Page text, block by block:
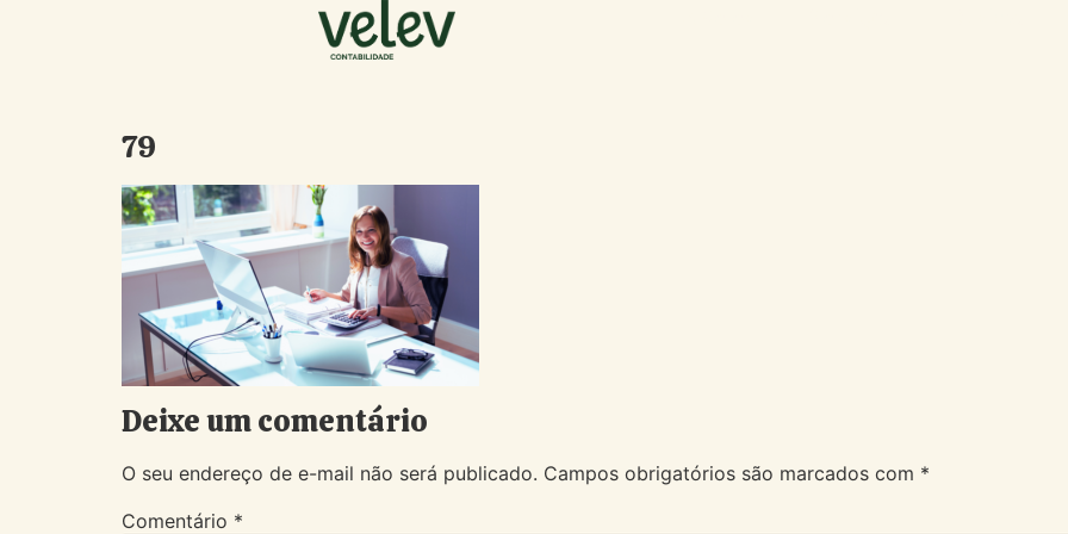
79
Deixe um comentário
O seu endereço de e-mail não será publicado. Campos obrigatórios são marcados com *
Comentário *